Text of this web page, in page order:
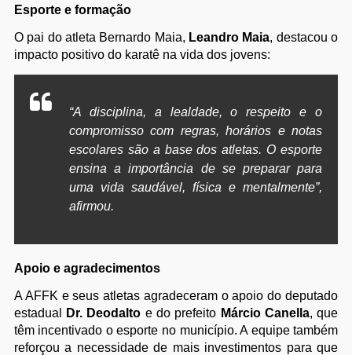
Esporte e formação
O pai do atleta Bernardo Maia, Leandro Maia, destacou o
impacto positivo do karatê na vida dos jovens:
“A disciplina, a lealdade, o respeito e o
compromisso com regras, horários e notas
escolares são a base dos atletas. O esporte
ensina a importância de se preparar para
uma vida saudável, física e mentalmente”,
afirmou.
Apoio e agradecimentos
A AFFK e seus atletas agradeceram o apoio do deputado
estadual
Dr. Deodalto e do prefeito Márcio Canella, que
têm incentivado o esporte no município. A equipe também
reforçou a necessidade de mais investimentos para que